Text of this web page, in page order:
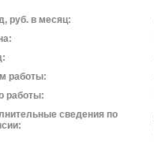
руб. в месяц:
работы:
работы:
сведения по